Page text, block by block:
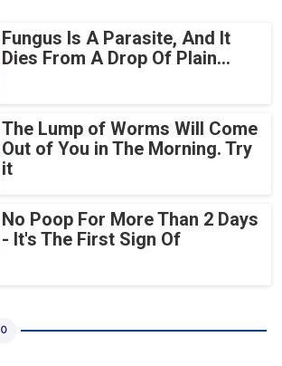
Fungus Is A Parasite, And It
Dies From A Drop Of Plain...
The Lump of Worms Will Come
Out of You in The Morning. Try
it
No Poop For More Than 2 Days
- It's The First Sign Of
0